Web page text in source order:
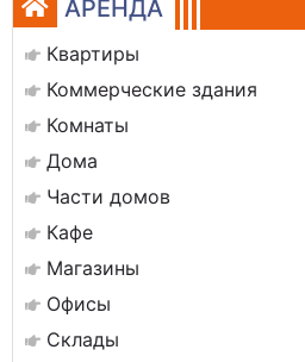
АРЕНДА
Квартиры
Коммерческие здания
Комнаты
Дома
Части домов
Кафе
Магазины
Офисы
Склады